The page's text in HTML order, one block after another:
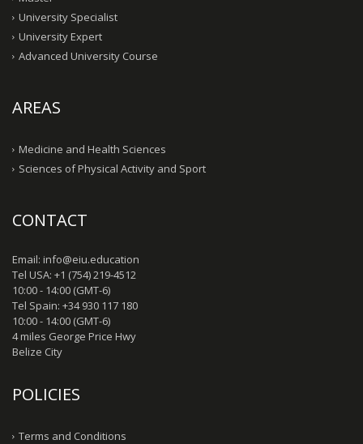
University Specialist
University Expert
Advanced University Course
AREAS
Medicine and Health Sciences
Sciences of Physical Activity and Sport
CONTACT
Email: info@eiu.education
Tel USA: +1 (754) 219-4512
10:00 - 14:00 (GMT-6)
Tel Spain: +34 930 117 180
10:00 - 14:00 (GMT-6)
4 miles George Price Hwy
Belize City
POLICIES
Terms and Conditions